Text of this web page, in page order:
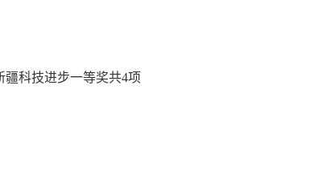
疆科技进步一等奖共4项